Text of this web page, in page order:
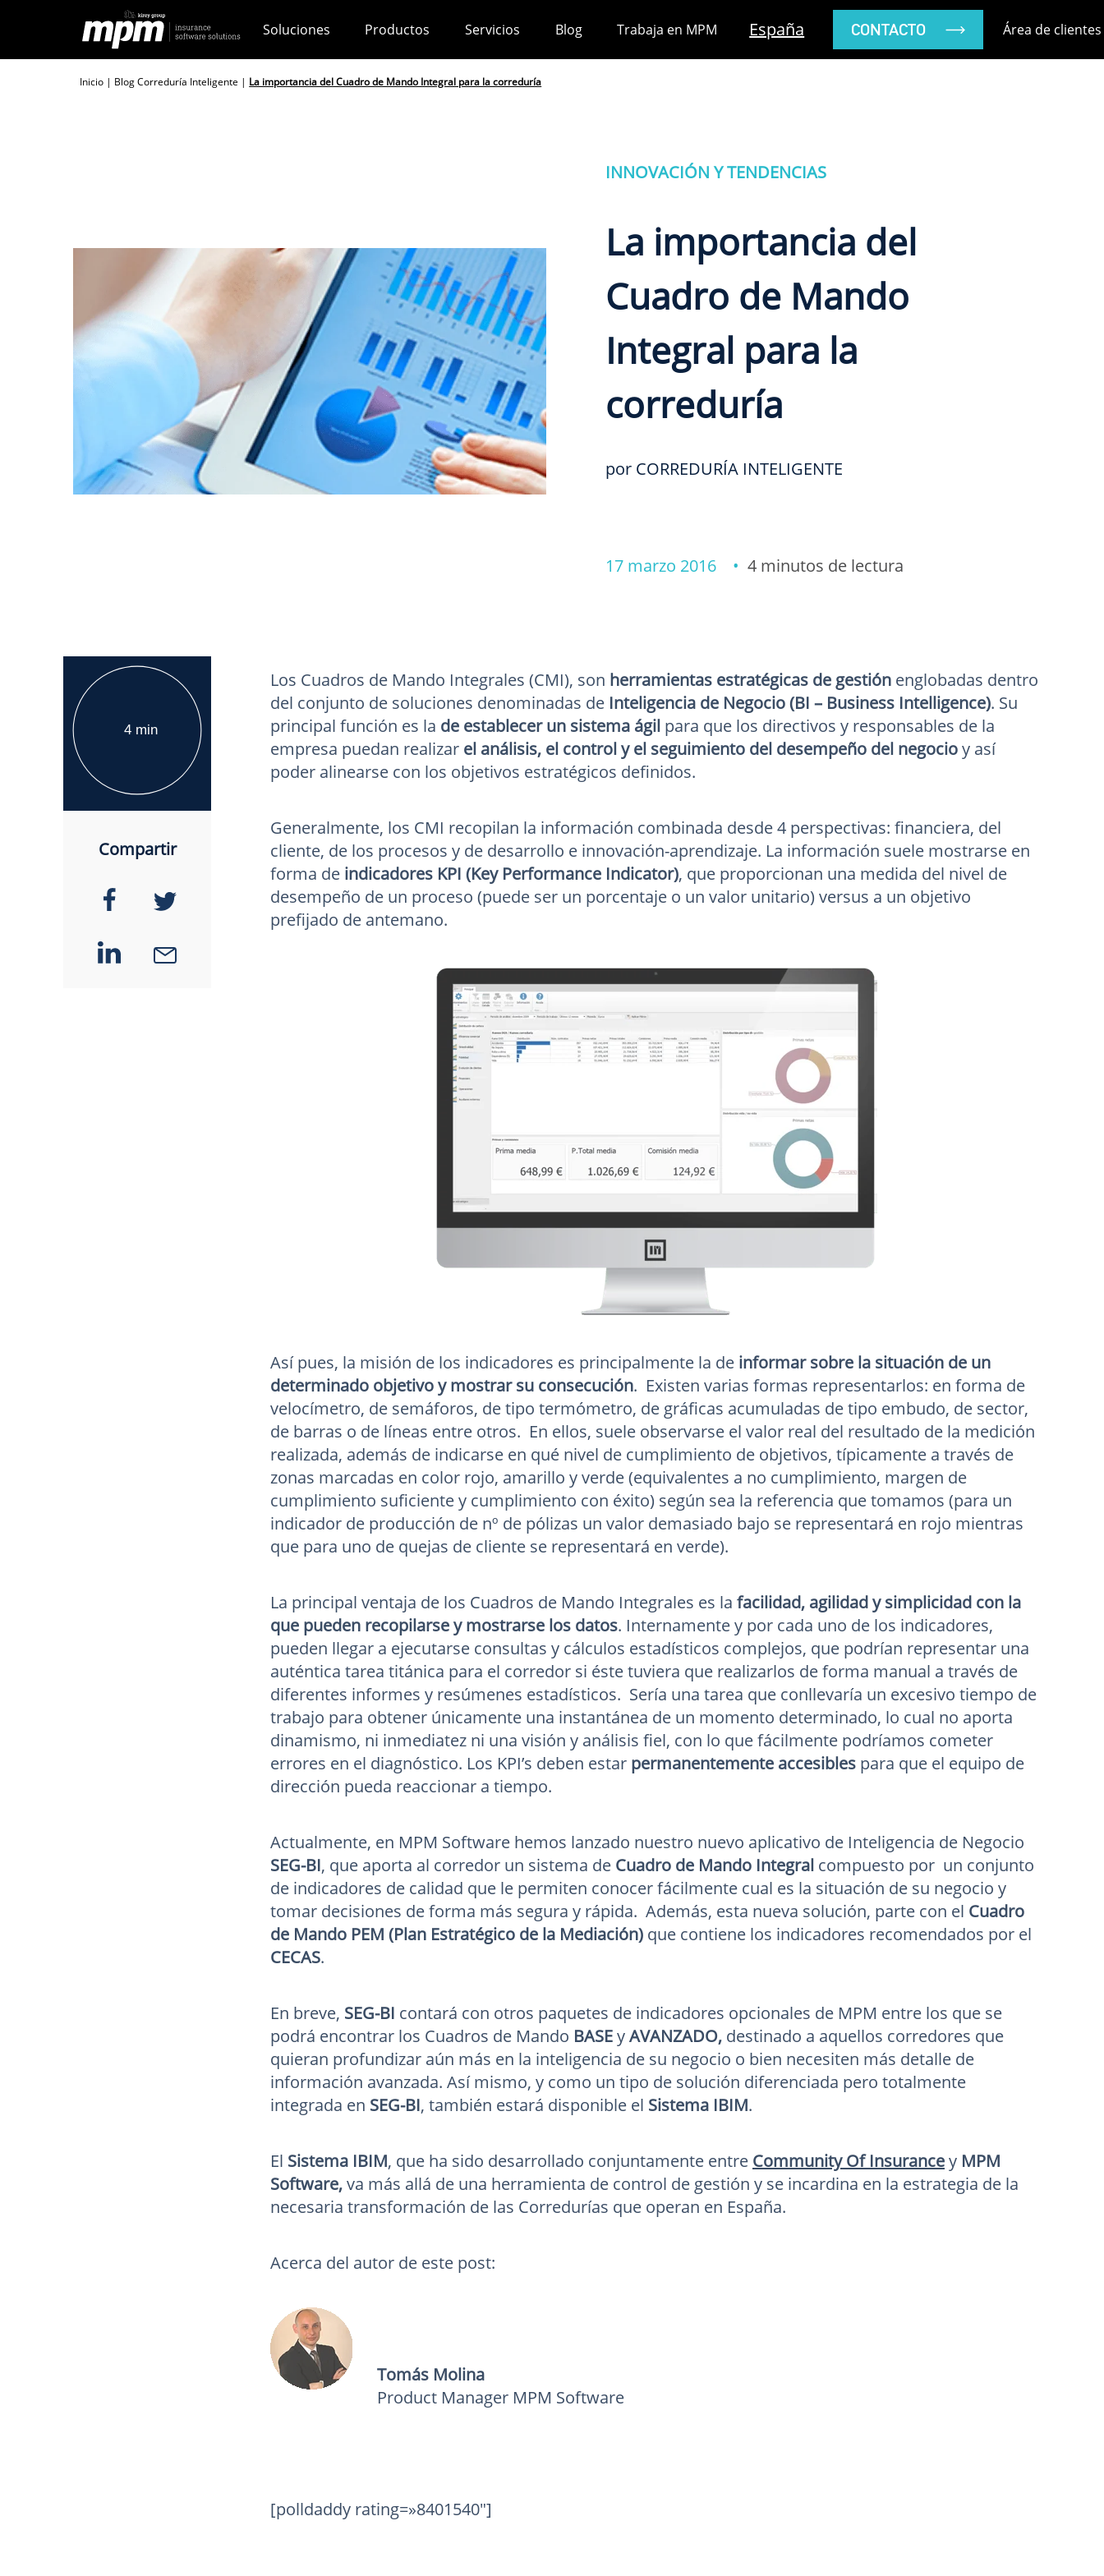
content
Soluciones Productos Servicios Blog Trabaja en MPM España CONTACTO Área de clientes
Inicio | Blog Correduría Inteligente | La importancia del Cuadro de Mando Integral para la correduría
INNOVACIÓN Y TENDENCIAS
La importancia del
Cuadro de Mando
Integral para la
correduría
por CORREDURÍA INTELIGENTE
17 marzo 2016 • 4 minutos de lectura
4 min
Compartir
Los Cuadros de Mando Integrales (CMI), son herramientas estratégicas de gestión englobadas dentro
del conjunto de soluciones denominadas de Inteligencia de Negocio (BI – Business Intelligence). Su
principal función es la de establecer un sistema ágil para que los directivos y responsables de la
empresa puedan realizar el análisis, el control y el seguimiento del desempeño del negocioy así
poder alinearse con los objetivos estratégicos definidos.
Generalmente, los CMI recopilan la información combinada desde 4 perspectivas: financiera, del
cliente, de los procesos y de desarrollo e innovación-aprendizaje. La información suele mostrarse en
forma de indicadores KPI (Key Performance Indicator), que proporcionan una medida del nivel de
desempeño de un proceso (puede ser un porcentaje o un valor unitario) versus a un objetivo
prefijado de antemano.
Así pues, la misión de los indicadores es principalmente la de informar sobre la situación de un
determinado objetivo y mostrar su consecución. Existen varias formas representarlos: en forma de
velocímetro, de semáforos, de tipo termómetro, de gráficas acumuladas de tipo embudo, de sector,
de barras o de líneas entre otros. En ellos, suele observarse el valor real del resultado de la medición
realizada, además de indicarse en qué nivel de cumplimiento de objetivos, típicamente a través de
zonas marcadas en color rojo, amarillo y verde (equivalentes a no cumplimiento, margen de
cumplimiento suficiente y cumplimiento con éxito) según sea la referencia que tomamos (para un
indicador de producción de nº de pólizas un valor demasiado bajo se representará en rojo mientras
que para uno de quejas de cliente se representará en verde).
La principal ventaja de los Cuadros de Mando Integrales es la facilidad, agilidad y simplicidad con la
que pueden recopilarse y mostrarse los datos. Internamente y por cada uno de los indicadores,
pueden llegar a ejecutarse consultas y cálculos estadísticos complejos, que podrían representar una
auténtica tarea titánica para el corredor si éste tuviera que realizarlos de forma manual a través de
diferentes informes y resúmenes estadísticos. Sería una tarea que conllevaría un excesivo tiempo de
trabajo para obtener únicamente una instantánea de un momento determinado, lo cual no aporta
dinamismo, ni inmediatez ni una visión y análisis fiel, con lo que fácilmente podríamos cometer
errores en el diagnóstico. Los KPI’s deben estar permanentemente accesibles para que el equipo de
dirección pueda reaccionar a tiempo.
Actualmente, en MPM Software hemos lanzado nuestro nuevo aplicativo de Inteligencia de Negocio
SEG-BI, que aporta al corredor un sistema de Cuadro de Mando Integral compuesto por un conjunto
de indicadores de calidad que le permiten conocer fácilmente cual es la situación de su negocio y
tomar decisiones de forma más segura y rápida. Además, esta nueva solución, parte con el Cuadro
de Mando PEM (Plan Estratégico de la Mediación) que contiene los indicadores recomendados por el
CECAS.
En breve, SEG-BI contará con otros paquetes de indicadores opcionales de MPM entre los que se
podrá encontrar los Cuadros de Mando BASEyAVANZADO, destinado a aquellos corredores que
quieran profundizar aún más en la inteligencia de su negocio o bien necesiten más detalle de
información avanzada. Así mismo, y como un tipo de solución diferenciada pero totalmente
integrada en SEG-BI, también estará disponible el Sistema IBIM.
El Sistema IBIM, que ha sido desarrollado conjuntamente entre Community Of Insurancey MPM
Software,va más allá de una herramienta de control de gestión y se incardina en la estrategia de la
necesaria transformación de las Corredurías que operan en España.
Acerca del autor de este post:
Tomás Molina
Product Manager MPM Software
[polldaddy rating=»8401540″]